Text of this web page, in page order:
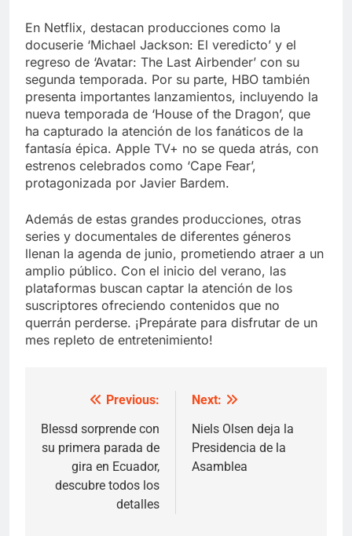
En Netflix, destacan producciones como la
docuserie ‘Michael Jackson: El veredicto’ y el
regreso de ‘Avatar: The Last Airbender’ con su
segunda temporada. Por su parte, HBO también
presenta importantes lanzamientos, incluyendo la
nueva temporada de ‘House of the Dragon’, que
ha capturado la atención de los fanáticos de la
fantasía épica. Apple TV+ no se queda atrás, con
estrenos celebrados como ‘Cape Fear’,
protagonizada por Javier Bardem.
Además de estas grandes producciones, otras
series y documentales de diferentes géneros
llenan la agenda de junio, prometiendo atraer a un
amplio público. Con el inicio del verano, las
plataformas buscan captar la atención de los
suscriptores ofreciendo contenidos que no
querrán perderse. ¡Prepárate para disfrutar de un
mes repleto de entretenimiento!
navigation
Previous:
Blessd sorprende con
su primera parada de
gira en Ecuador,
descubre todos los
detalles
Next:
Niels Olsen deja la
Presidencia de la
Asamblea